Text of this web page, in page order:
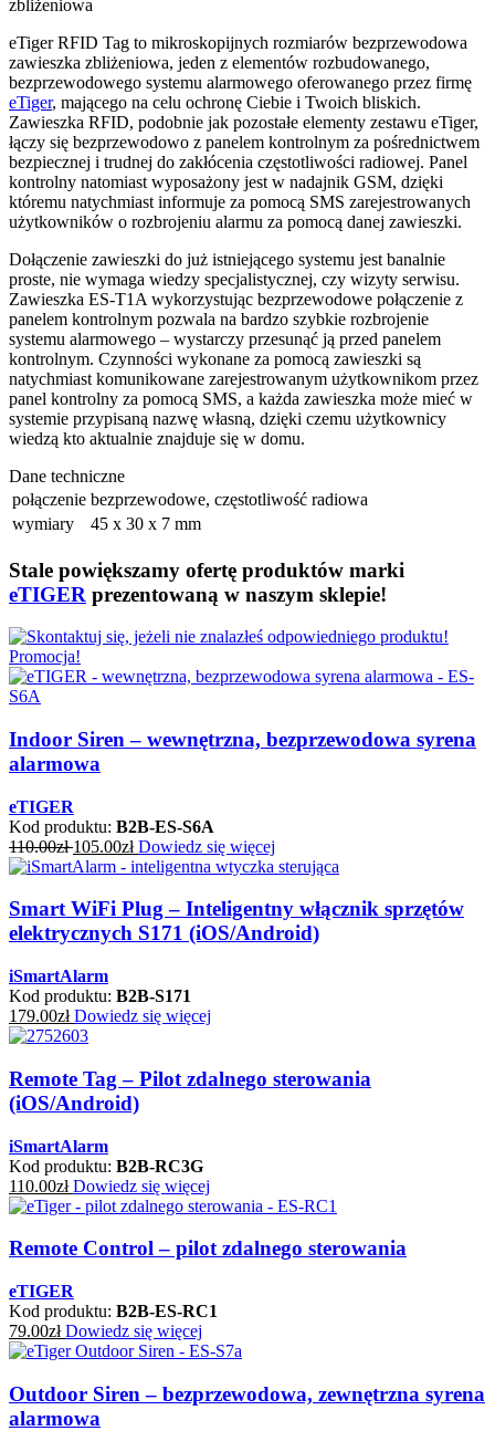
zbliżeniowa
eTiger RFID Tag to mikroskopijnych rozmiarów bezprzewodowa
zawieszka zbliżeniowa, jeden z elementów rozbudowanego,
bezprzewodowego systemu alarmowego oferowanego przez firmę
eTiger, mającego na celu ochronę Ciebie i Twoich bliskich.
Zawieszka RFID, podobnie jak pozostałe elementy zestawu eTiger,
łączy się bezprzewodowo z panelem kontrolnym za pośrednictwem
bezpiecznej i trudnej do zakłócenia częstotliwości radiowej. Panel
kontrolny natomiast wyposażony jest w nadajnik GSM, dzięki
któremu natychmiast informuje za pomocą SMS zarejestrowanych
użytkowników o rozbrojeniu alarmu za pomocą danej zawieszki.
Dołączenie zawieszki do już istniejącego systemu jest banalnie
proste, nie wymaga wiedzy specjalistycznej, czy wizyty serwisu.
Zawieszka ES-T1A wykorzystując bezprzewodowe połączenie z
panelem kontrolnym pozwala na bardzo szybkie rozbrojenie
systemu alarmowego – wystarczy przesunąć ją przed panelem
kontrolnym. Czynności wykonane za pomocą zawieszki są
natychmiast komunikowane zarejestrowanym użytkownikom przez
panel kontrolny za pomocą SMS, a każda zawieszka może mieć w
systemie przypisaną nazwę własną, dzięki czemu użytkownicy
wiedzą kto aktualnie znajduje się w domu.
Dane techniczne
połączenie bezprzewodowe, częstotliwość radiowa
wymiary
45 x 30 x 7 mm
Stale powiększamy ofertę produktów marki
eTIGER prezentowaną w naszym sklepie!
Promocja!
Indoor Siren – wewnętrzna, bezprzewodowa syrena
alarmowa
eTIGER
Kod produktu: B2B-ES-S6A
110.00zł 105.00zł Dowiedz się więcej
Smart WiFi Plug – Inteligentny włącznik sprzętów
elektrycznych S171 (iOS/Android)
iSmartAlarm
Kod produktu: B2B-S171
179.00zł Dowiedz się więcej
Remote Tag – Pilot zdalnego sterowania
(iOS/Android)
iSmartAlarm
Kod produktu: B2B-RC3G
110.00zł Dowiedz się więcej
Remote Control – pilot zdalnego sterowania
eTIGER
Kod produktu: B2B-ES-RC1
79.00zł Dowiedz się więcej
Outdoor Siren – bezprzewodowa, zewnętrzna syrena
alarmowa